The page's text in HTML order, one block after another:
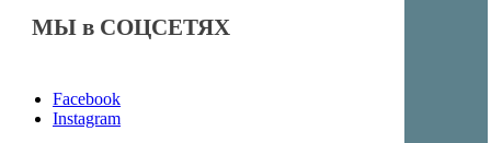
МЫ в СОЦСЕТЯХ
Facebook
Instagram